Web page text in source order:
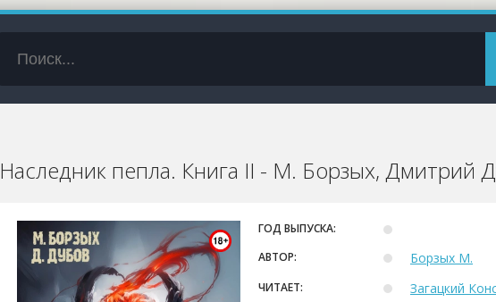
Наследник пепла. Книга II - М. Борзых, Дмитрий
ГОД ВЫПУСКА:
АВТОР:
Борзых М.
ЧИТАЕТ: Загацкий